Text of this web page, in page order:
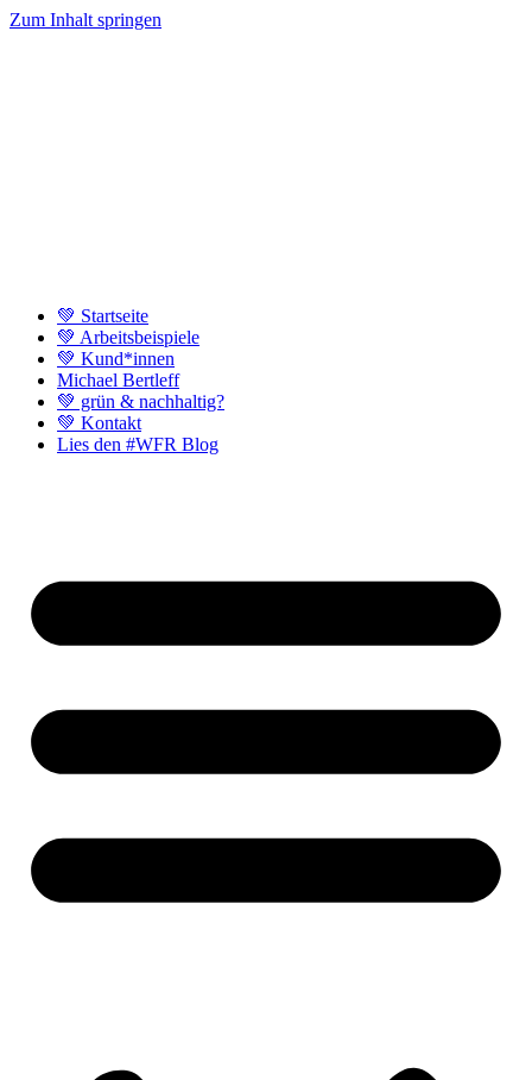
Zum Inhalt springen
💚 Startseite
💚 Arbeitsbeispiele
💚 Kund*innen
Michael Bertleff
💚 grün & nachhaltig?
💚 Kontakt
Lies den #WFR Blog